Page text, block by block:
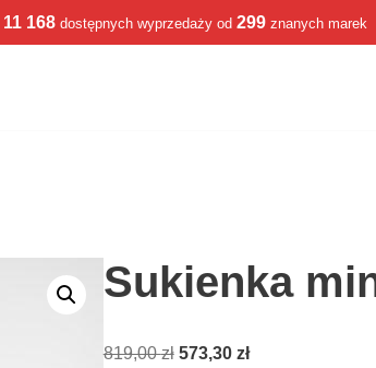
11 168 dostępnych wyprzedaży od 299 znanych marek
Sukienka
819,00zł 573,30 zł